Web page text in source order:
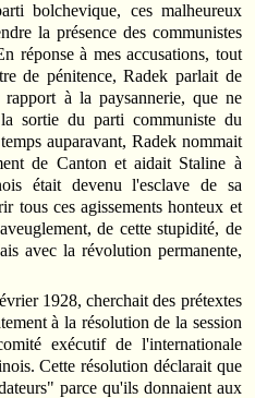
bolchevique, ces malheureux
la présence des communistes
réponse à mes accusations, tout
de pénitence, Radek parlait de
à la paysannerie, que ne
sortie du parti communiste du
auparavant, Radek nommait
de Canton et aidait Staline à
était devenu l'esclave de sa
tous ces agissements honteux et
de cette stupidité, de
avec la révolution permanente,
1928, cherchait des prétextes
à la résolution de la session
exécutif de l'internationale
Cette résolution déclarait que
parce qu'ils donnaient aux